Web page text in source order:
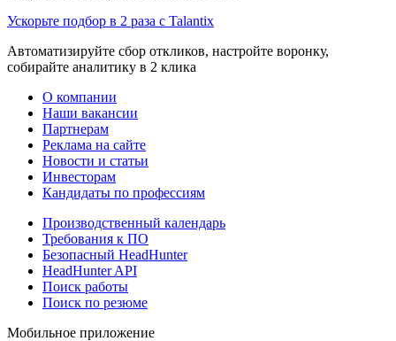
Ускорьте подбор в 2 раза с Talantix
Автоматизируйте сбор откликов, настройте воронку,
собирайте аналитику в 2 клика
О компании
Наши вакансии
Партнерам
Реклама на сайте
Новости и статьи
Инвесторам
Кандидаты по профессиям
Производственный календарь
Требования к ПО
Безопасный HeadHunter
HeadHunter API
Поиск работы
Поиск по резюме
Мобильное приложение